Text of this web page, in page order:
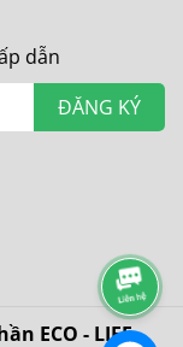
dẫn
ĐĂNG KÝ
ECO - LIFE